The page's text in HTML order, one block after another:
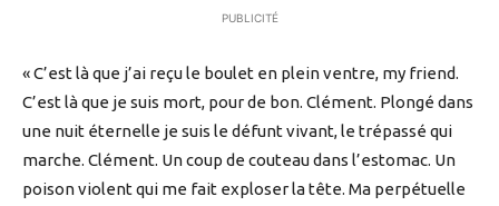
PUBLICITÉ
« C’est là que j’ai reçu le boulet en plein ventre, my friend.
C’est là que je suis mort, pour de bon. Clément. Plongé dans
une nuit éternelle je suis le défunt vivant, le trépassé qui
marche. Clément. Un coup de couteau dans l’estomac. Un
poison violent qui me fait exploser la tête. Ma perpétuelle